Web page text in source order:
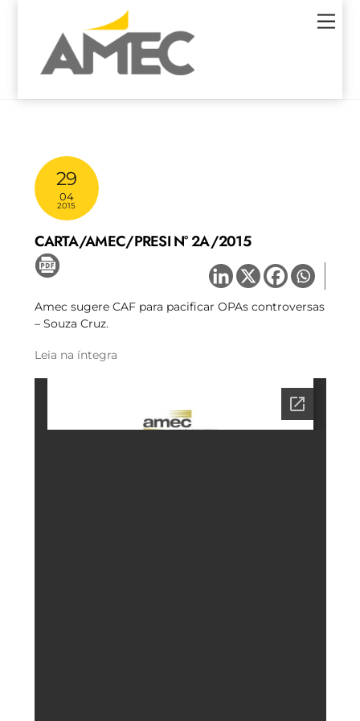
29
04
2015
CARTA/AMEC/PRESI N° 2A/2015
Amec sugere CAF para pacificar OPAs controversas
– Souza Cruz.
Leia na íntegra